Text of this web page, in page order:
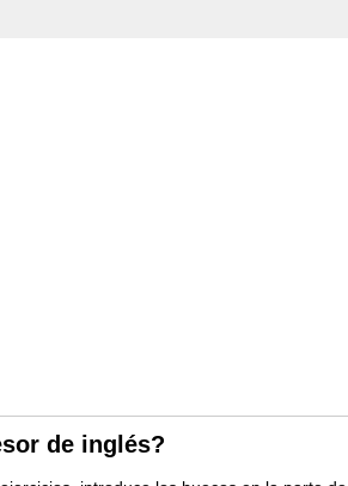
de inglés?